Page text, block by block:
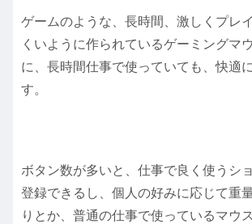
ゲームのような、長時間、激しくプレ
くいように作られているゲーミングマ
に、長時間仕事で使っていても、快適
す。
ボタン数が多いと、仕事で良く使うシ
登録できるし、個人の好みに応じて重
りとか、普通の仕事で使っているマウ